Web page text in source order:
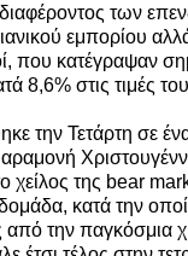
των
εμπορίου
που κατέγραψαν
8,6% στις τιμές
την Τετάρτη σε
χείλος της bear
κατά την
από την παγκόσμια